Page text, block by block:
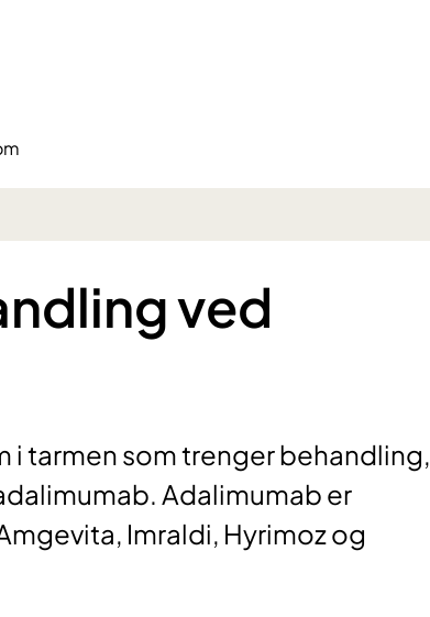
ved
i tarmen som trenger behandling,
Adalimumab er
Imraldi, Hyrimoz og